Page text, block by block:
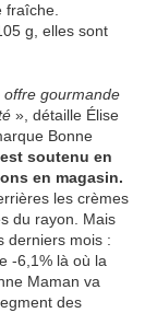
g, elles sont
gourmande
», détaille Élise
Bonne
soutenu en
en magasin.
les crèmes
du rayon. Mais
derniers mois :
-6,1% là où la
Maman va
des